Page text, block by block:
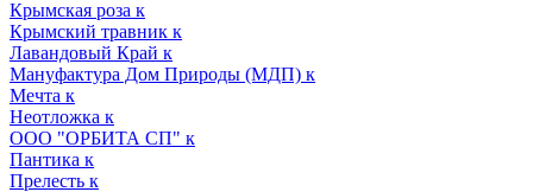
Крымская роза к
Крымский травник к
Лавандовый Край к
Мануфактура Дом Природы (МДП) к
Мечта к
Неотложка к
ООО "ОРБИТА СП" к
Пантика к
Прелесть к